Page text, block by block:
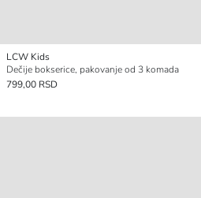
LCW Kids
Dečije bokserice, pakovanje od 3 komada
799,00 RSD